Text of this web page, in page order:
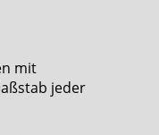
mit
jeder